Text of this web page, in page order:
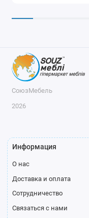
СоюзМебель
2026
Информация
О нас
Доставка и оплата
Сотрудничество
Связаться с нами